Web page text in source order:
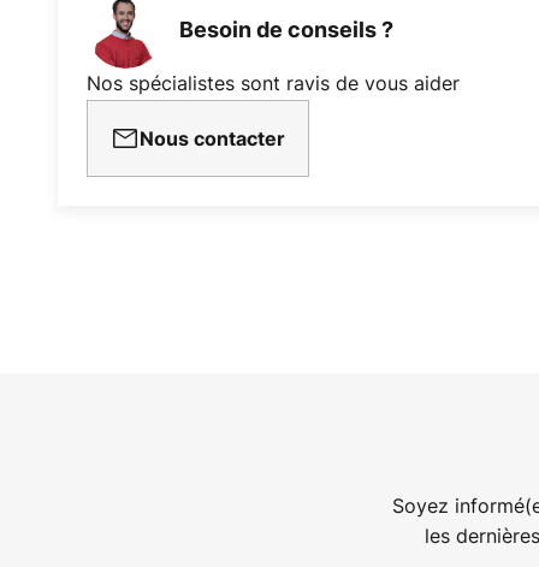
Besoin de conseils ?
Nos spécialistes sont ravis de vous aider
Nous contacter
Soyez
les